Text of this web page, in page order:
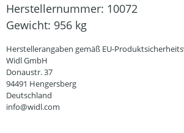
Herstellernummer: 10072
Gewicht: 956 kg
Herstellerangaben gemäß EU-
Widl GmbH
Donaustr. 37
94491 Hengersberg
Deutschland
info@widl.com